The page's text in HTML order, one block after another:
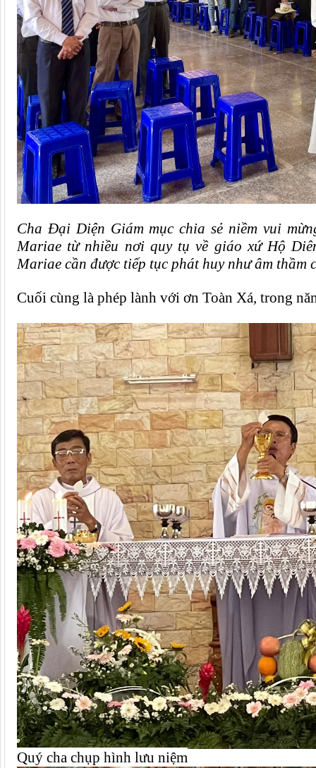
Cha Đại Diện Giám mụcchia sẻ niềm vui
Mariae từ nhiều nơi quy tụ về giáo xứHộ
Mariae cần được tiếp tục phát huy như âm
Cuối cùng là phép lành với ơn Toàn Xá, trong
Quý cha chụp hình lưu niệm